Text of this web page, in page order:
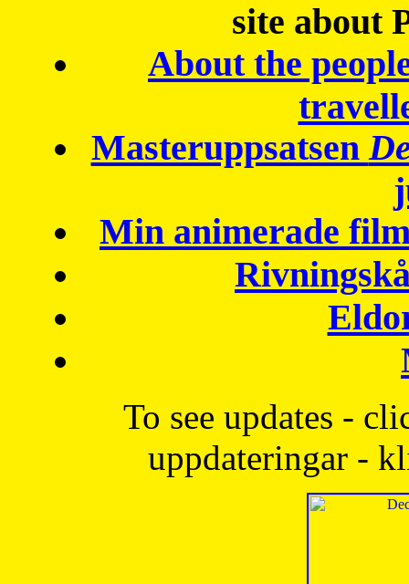
site about
About the
Masteruppsatsen
Min animerade
To see updates -
uppdateringar -